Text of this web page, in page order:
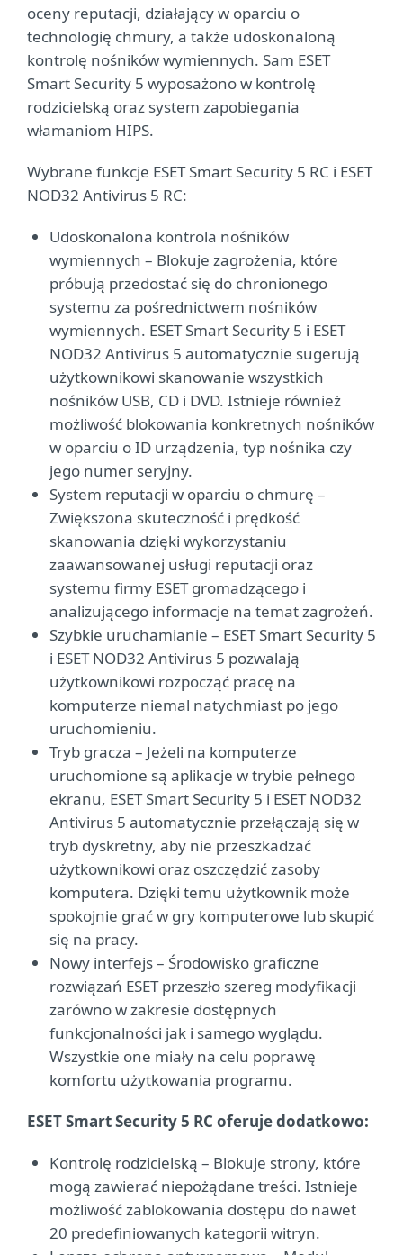
oceny reputacji, działający w oparciu o
technologię chmury, a także udoskonaloną
kontrolę nośników wymiennych. Sam ESET
Smart Security 5 wyposażono w kontrolę
rodzicielską oraz system zapobiegania
włamaniom HIPS.
Wybrane funkcje ESET Smart Security 5 RC i ESET
NOD32 Antivirus 5 RC:
Udoskonalona kontrola nośników
wymiennych – Blokuje zagrożenia, które
próbują przedostać się do chronionego
systemu za pośrednictwem nośników
wymiennych. ESET Smart Security 5 i ESET
NOD32 Antivirus 5 automatycznie sugerują
użytkownikowi skanowanie wszystkich
nośników USB, CD i DVD. Istnieje również
możliwość blokowania konkretnych nośników
w oparciu o ID urządzenia, typ nośnika czy
jego numer seryjny.
System reputacji w oparciu o chmurę –
Zwiększona skuteczność i prędkość
skanowania dzięki wykorzystaniu
zaawansowanej usługi reputacji oraz
systemu firmy ESET gromadzącego i
analizującego informacje na temat zagrożeń.
Szybkie uruchamianie – ESET Smart Security 5
i ESET NOD32 Antivirus 5 pozwalają
użytkownikowi rozpocząć pracę na
komputerze niemal natychmiast po jego
uruchomieniu.
Tryb gracza – Jeżeli na komputerze
uruchomione są aplikacje w trybie pełnego
ekranu, ESET Smart Security 5 i ESET NOD32
Antivirus 5 automatycznie przełączają się w
tryb dyskretny, aby nie przeszkadzać
użytkownikowi oraz oszczędzić zasoby
komputera. Dzięki temu użytkownik może
spokojnie grać w gry komputerowe lub skupić
się na pracy.
Nowy interfejs – Środowisko graficzne
rozwiązań ESET przeszło szereg modyfikacji
zarówno w zakresie dostępnych
funkcjonalności jak i samego wyglądu.
Wszystkie one miały na celu poprawę
komfortu użytkowania programu.
ESET Smart Security 5 RC oferuje dodatkowo:
Kontrolę rodzicielską – Blokuje strony, które
mogą zawierać niepożądane treści. Istnieje
możliwość zablokowania dostępu do nawet
20 predefiniowanych kategorii witryn.